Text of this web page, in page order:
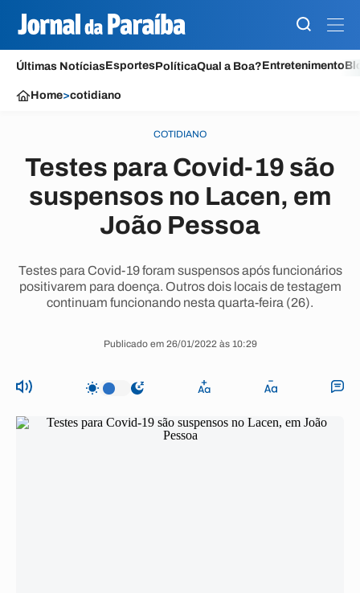
Últimas NotíciasEsportesPolíticaQual a Boa?Entretenimento
Home>cotidiano
COTIDIANO
Testes para Covid-19 são
suspensos no Lacen, em
João Pessoa
Testes para Covid-19 foram suspensos após funcionários
positivarem para doença. Outros dois locais de testagem
continuam funcionando nesta quarta-feira (26).
Publicado em 26/01/2022 às 10:29